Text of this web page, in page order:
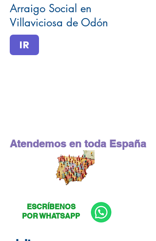
Arraigo Social en
Villaviciosa de Odón
IR
Atendemos en toda España
ESCRÍBENOS
POR WHATSAPP